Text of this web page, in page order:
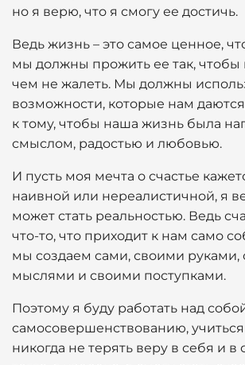
но я верю, что я смогу ее достичь.
Ведь жизнь – это самое ценное,
мы должны прожить ее так, чтобы
чем не жалеть. Мы должны
возможности, которые нам
к тому, чтобы наша жизнь была
смыслом, радостью и любовью.
И пусть моя мечта о счастье
наивной или нереалистичной, я
может стать реальностью. Ведь
что-то, что приходит к нам само
мы создаем сами, своими руками,
мыслями и своими поступками.
Поэтому я буду работать над
самосовершенствованию,
никогда не терять веру в себя и в